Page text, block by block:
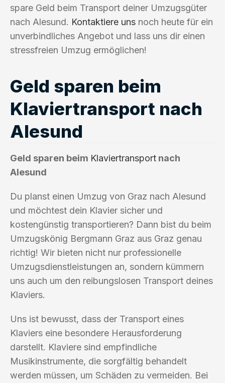
spare Geld beim Transport deiner Umzugsgüter
nach Alesund. Kontaktiere uns noch heute für ein
unverbindliches Angebot und lass uns dir einen
stressfreien Umzug ermöglichen!
Geld sparen beim
Klaviertransport nach
Alesund
Geld sparen beim Klaviertransport nach
Alesund
Du planst einen Umzug von Graz nach Alesund
und möchtest dein Klavier sicher und
kostengünstig transportieren? Dann bist du beim
Umzugskönig Bergmann Graz aus Graz genau
richtig! Wir bieten nicht nur professionelle
Umzugsdienstleistungen an, sondern kümmern
uns auch um den reibungslosen Transport deines
Klaviers.
Uns ist bewusst, dass der Transport eines
Klaviers eine besondere Herausforderung
darstellt. Klaviere sind empfindliche
Musikinstrumente, die sorgfältig behandelt
werden müssen, um Schäden zu vermeiden. Bei